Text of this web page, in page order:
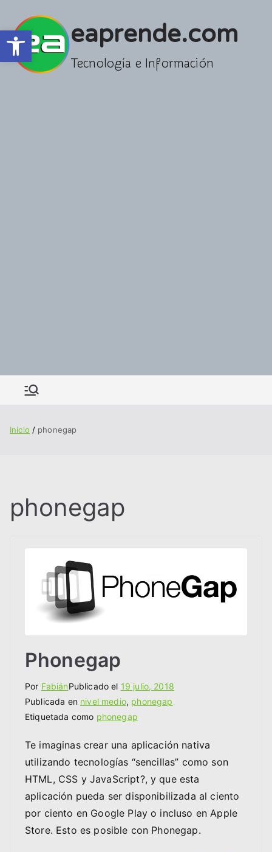
Abrir barra de herramientas
contenido
eaprende.com
Tecnología e Información
Inicio phonegap
phonegap
Phonegap
Por FabiánPublicado el 19 julio, 2018
Publicada en nivel medio, phonegap
Etiquetada como phonegap
Te imaginas crear una aplicación nativa
utilizando tecnologías “sencillas” como son
HTML, CSS y JavaScript?, y que esta
aplicación pueda ser disponibilizada al ciento
por ciento en Google Play o incluso en Apple
Store. Esto es posible con Phonegap.